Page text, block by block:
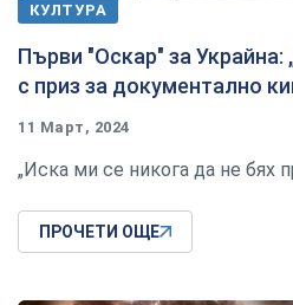
КУЛТУРА
Първи "Оскар" за Украйна:
с приз за документално
11 Март, 2024
„Иска ми се никога да не бях
ПРОЧЕТИ ОЩЕ